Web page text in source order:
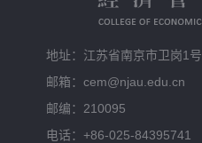
地址：江苏省南京市卫岗1号
邮箱：cem@njau.edu.cn
邮编：210095
电话：+86-025-84395741